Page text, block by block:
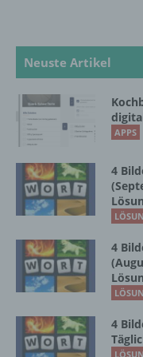
Neuste Artikel
APPS
4
4
4
g)
Verantwortlicher
juristische
oder andere
gemeinsam
Sind die
Verarbeitung
das Recht
so kann der
Kriterien